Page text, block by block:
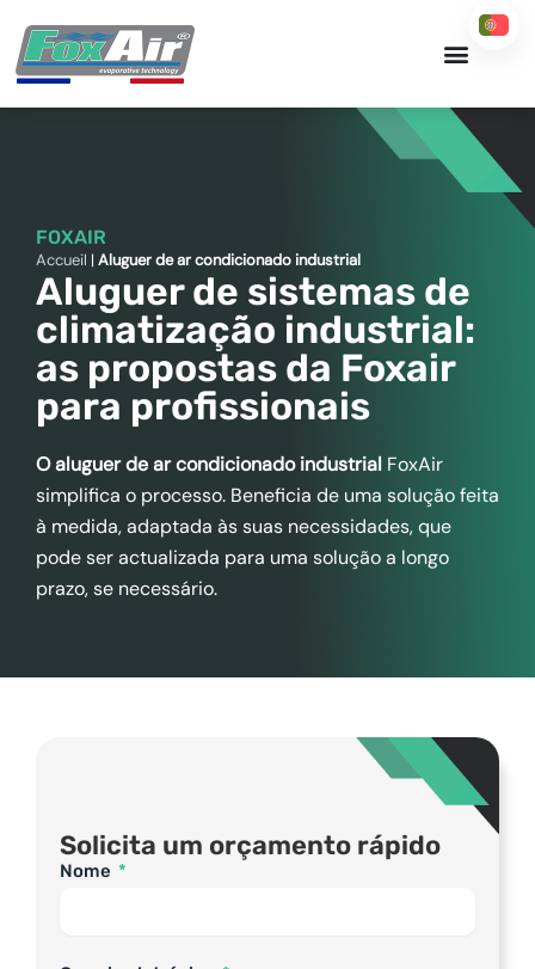
content
FOXAIR
Accueil | Aluguer de ar condicionado industrial
Aluguer de sistemas de
climatização industrial:
as propostas da Foxair
para profissionais
O aluguer de ar condicionado industrial FoxAir
simplifica o processo. Beneficia de uma solução feita
à medida, adaptada às suas necessidades, que
pode ser actualizada para uma solução a longo
prazo, se necessário.
Solicita um orçamento rápido
Nome